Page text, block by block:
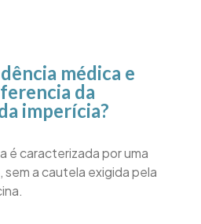
médica e
da
imperícia?
é caracterizada por uma
a cautela exigida pela